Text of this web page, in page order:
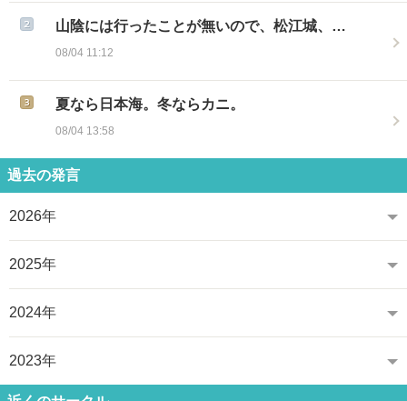
山陰には行ったことが無いので、松江城、…
08/04 11:12
夏なら日本海。冬ならカニ。
08/04 13:58
過去の発言
2026年
2025年
2024年
2023年